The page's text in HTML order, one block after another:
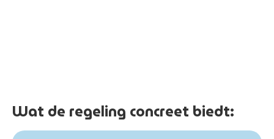
Wat de regeling concreet biedt: